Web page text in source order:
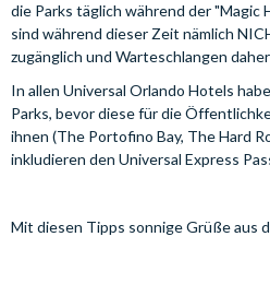
die Parks täglich während der "Magic
sind während dieser Zeit nämlich
zugänglich und Warteschlangen
In allen Universal Orlando Hotels
Parks, bevor diese für die
ihnen (The Portofino Bay, The Hard
inkludieren den Universal Express
Mit diesen Tipps sonnige Grüße aus